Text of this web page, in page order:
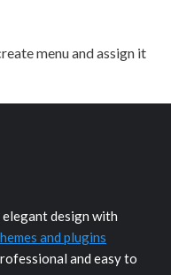
menu and assign it
design with
and plugins
and easy to